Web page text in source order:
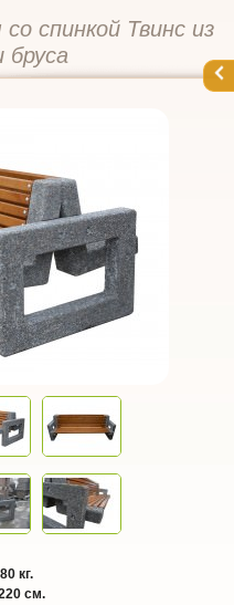
спинкой Твинс из
бруса
кг.
см.